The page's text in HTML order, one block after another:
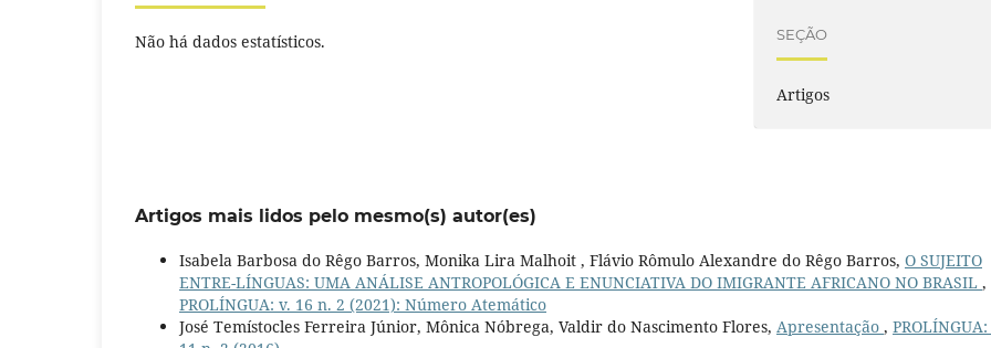
Não há dados estatísticos. SEÇÃO
Artigos
Artigos mais lidos pelo mesmo(s) autor(es)
Isabela Barbosa do Rêgo Barros, Monika Lira Malhoit , Flávio Rômulo Alexandre do Rêgo Barros, O SUJEITO
ENTRE-LÍNGUAS: UMA ANÁLISE ANTROPOLÓGICA E ENUNCIATIVA DO IMIGRANTE AFRICANO NO BRASIL ,
PROLÍNGUA: v. 16 n. 2 (2021): Número Atemático
José Temístocles Ferreira Júnior, Mônica Nóbrega, Valdir do Nascimento Flores, Apresentação ,